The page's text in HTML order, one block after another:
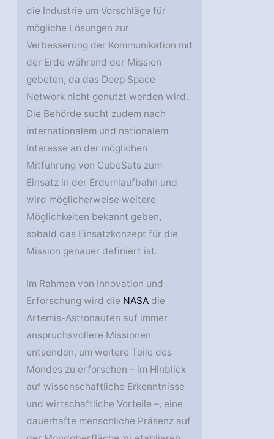
die Industrie um Vorschläge für
mögliche Lösungen zur
Verbesserung der Kommunikation mit
der Erde während der Mission
gebeten, da das Deep Space
Network nicht genutzt werden wird.
Die Behörde sucht zudem nach
internationalem und nationalem
Interesse an der möglichen
Mitführung von CubeSats zum
Einsatz in der Erdumlaufbahn und
wird möglicherweise weitere
Möglichkeiten bekannt geben,
sobald das Einsatzkonzept für die
Mission genauer definiert ist.
Im Rahmen von Innovation und
Erforschung wird die NASA die
Artemis-Astronauten auf immer
anspruchsvollere Missionen
entsenden, um weitere Teile des
Mondes zu erforschen – im Hinblick
auf wissenschaftliche Erkenntnisse
und wirtschaftliche Vorteile –, eine
dauerhafte menschliche Präsenz auf